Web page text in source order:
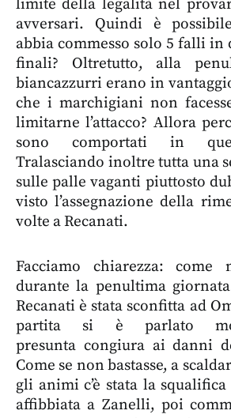
avversari. Quindi è
abbia commesso solo 5 falli in
finali? Oltretutto, alla
biancazzurri erano in
che i marchigiani non
limitarne l’attacco? Allora
sono comportati in
Tralasciando inoltre tutta una
sulle palle vaganti piuttosto
visto l’assegnazione della
volte a Recanati.
Facciamo chiarezza: come
durante la penultima
Recanati è stata sconfitta ad
partita si è parlato
presunta congiura ai danni
Come se non bastasse, a
gli animi c’è stata la
affibbiata a Zanelli, poi